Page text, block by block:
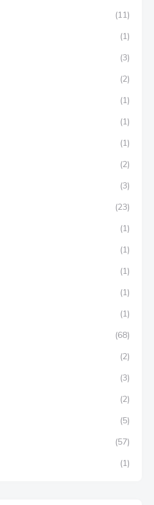
(11)
(1)
(3)
(2)
(1)
(1)
(1)
(2)
(3)
(23)
(1)
(1)
(1)
(1)
(1)
(68)
(2)
(3)
(2)
(5)
(57)
(1)